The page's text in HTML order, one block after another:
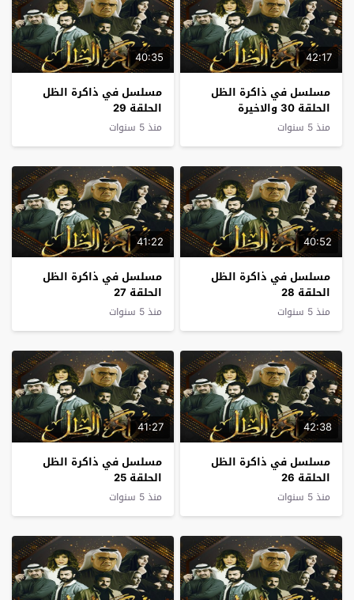
42:17
مسلسل في ذاكرة الظل
الحلقة 30 والاخيرة
منذ 5 سنوات
40:35
مسلسل في ذاكرة الظل
الحلقة 29
منذ 5 سنوات
40:52
مسلسل في ذاكرة الظل
الحلقة 28
منذ 5 سنوات
41:22
مسلسل في ذاكرة الظل
الحلقة 27
منذ 5 سنوات
42:38
مسلسل في ذاكرة الظل
الحلقة 26
منذ 5 سنوات
41:27
مسلسل في ذاكرة الظل
الحلقة 25
منذ 5 سنوات